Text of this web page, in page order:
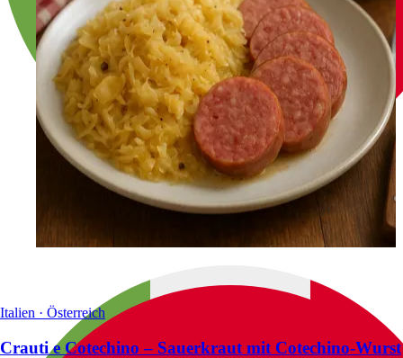
Italien · Österreich
Crauti e Cotechino – Sauerkraut mit Cotechino-Wurst